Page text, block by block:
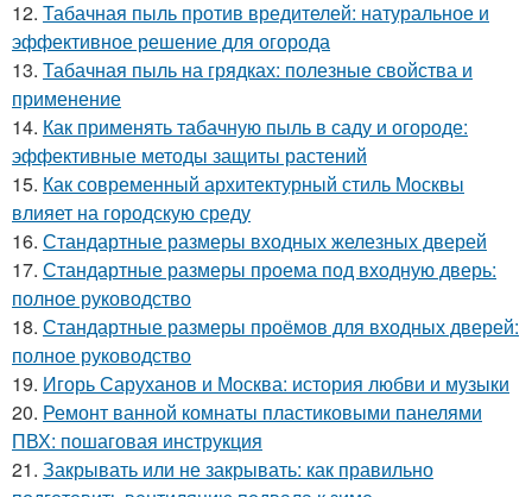
12. Табачная пыль против вредителей: натуральное и
эффективное решение для огорода
13. Табачная пыль на грядках: полезные свойства и
применение
14. Как применять табачную пыль в саду и огороде:
эффективные методы защиты растений
15. Как современный архитектурный стиль Москвы
влияет на городскую среду
16. Стандартные размеры входных железных дверей
17. Стандартные размеры проема под входную дверь:
полное руководство
18. Стандартные размеры проёмов для входных дверей:
полное руководство
19. Игорь Саруханов и Москва: история любви и музыки
20. Ремонт ванной комнаты пластиковыми панелями
ПВХ: пошаговая инструкция
21. Закрывать или не закрывать: как правильно